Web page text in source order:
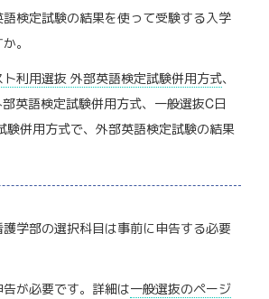
検定試験の結果を使って受験する入学
。
利用選抜 外部英語検定試験併用方式、
英語検定試験併用方式、一般選抜C日
験併用方式で、外部英語検定試験の結果
学部の選択科目は事前に申告する必要
が必要です。詳細は一般選抜のページ